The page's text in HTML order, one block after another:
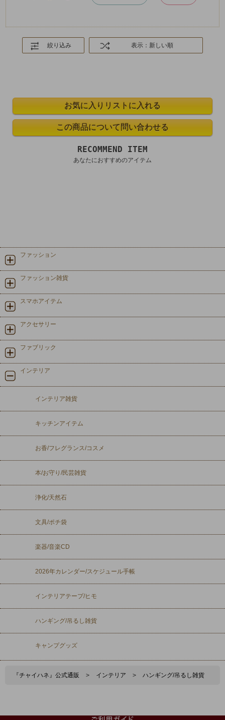
絞り込み 表示：新しい順
RECOMMEND ITEM
あなたにおすすめのアイテム
ファッション
ファッション雑貨
スマホアイテム
アクセサリー
ファブリック
インテリア
インテリア雑貨
キッチンアイテム
お香/フレグランス/コスメ
本/お守り/民芸雑貨
浄化/天然石
文具/ポチ袋
楽器/音楽CD
2026年カレンダー/スケジュール手帳
インテリアテープ/ヒモ
ハンギング/吊るし雑貨
キャンプグッズ
『チャイハネ』公式通販 > インテリア > ハンギング/吊るし雑貨